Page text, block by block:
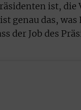
ist,
genau das,
der Job des